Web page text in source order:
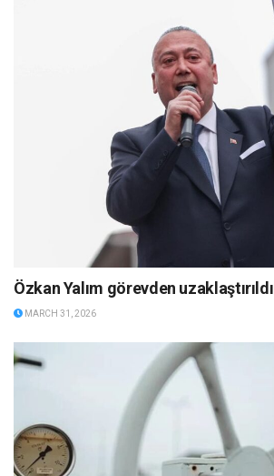
Özkan Yalım görevden uzaklaştırıldı
MARCH 31, 2026